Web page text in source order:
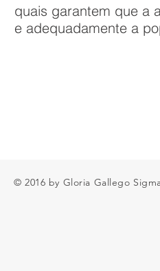
quais garantem que a
e adequadamente a
© 2016 by Gloria Gallego